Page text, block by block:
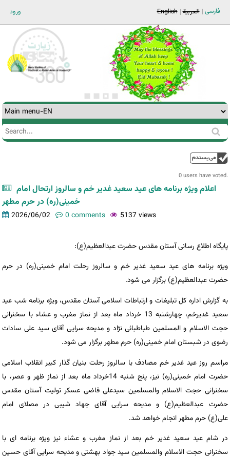
ورود فارسی العربية English
Search
Search
0 users have voted.
اعلام ویژه برنامه های عید سعید غدیر خم و سالروز ارتحال امام
خمینی(ره) در حرم مطهر
2026/06/02 0 comments 5137 views
پایگاه اطلاع رسانی آستان مقدس حضرت عبدالعظیم(ع):
ویژه برنامه های عید سعید غدیر خم و سالروز رحلت امام خمینی(ره) در حرم
حضرت عبدالعظیم(ع) برگزار می شود.
به گزارش اداره کل تبلیغات و ارتباطات اسلامی آستان مقدس، ویژه برنامه شب عید
سعید غدیرخم، چهارشنبه 13 خرداد ماه بعد از نماز مغرب و عشاء با سخنرانی
حجت الاسلام و المسلمین طباطبائی نژاد و مدیحه سرایی آقای سید علی سادات
رضوی در شبستان امام خمینی(ره) حرم مطهر برگزار می شود.
مراسم روز عید غدیر خم مصادف با سالروز رحلت بنیان گذار کبیر انقلاب اسلامی
حضرت امام خمینی(ره) نیز، پنج شنبه 14خرداد ماه بعد از نماز ظهر و عصر، با
سخنرانی حجت الاسلام والمسلمین سیدعلی قاضی عسکر تولیت آستان مقدس
حضرت عبدالعظیم(ع) و مدیحه سرایی آقای جهاد شیبی در مصلای امام
علی(ع) حرم مطهر انجام خواهد شد.
در شام عید سعید غدیر خم بعد از نماز مغرب و عشاء نیز ویژه برنامه ای با
سخنرانی حجت الاسلام والمسلمین سید جواد بهشتی و مدیحه سرایی آقای حسین